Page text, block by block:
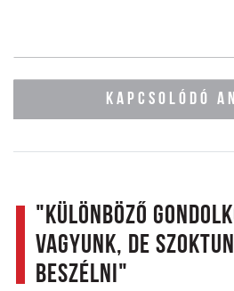
KAPCSOLÓDÓ
"Különböző
vagyunk, de
beszélni"